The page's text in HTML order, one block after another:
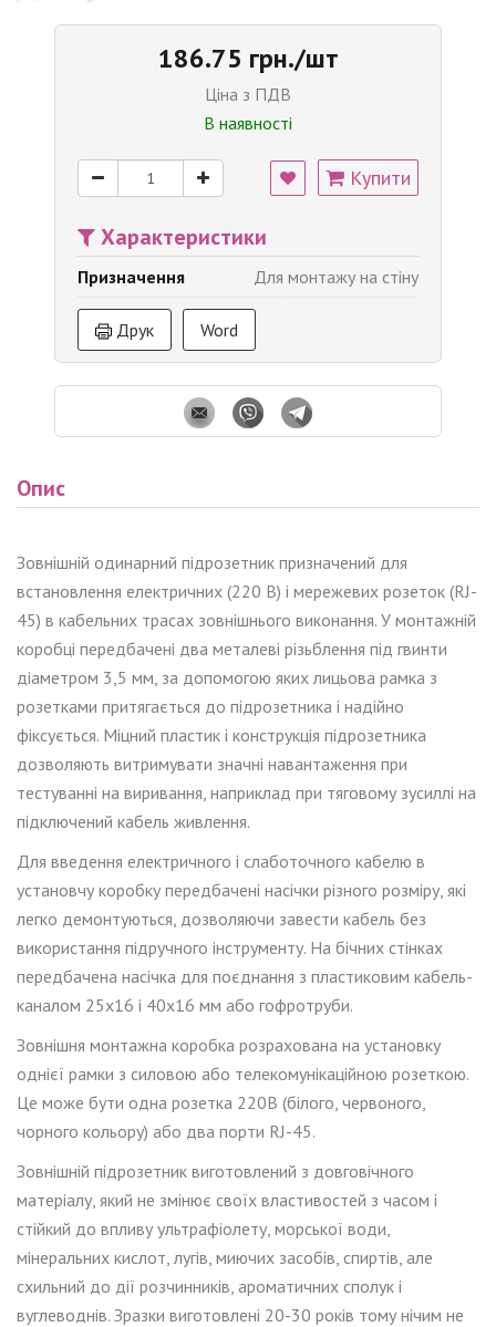
186.75 грн./шт
Ціна з ПДВ
В наявності
Купити
Характеристики
Призначення Для монтажу на стіну
Друк Word
Опис
Зовнішній одинарний підрозетник призначений для
встановлення електричних (220 В) і мережевих розеток (RJ-
45) в кабельних трасах зовнішнього виконання. У монтажній
коробці передбачені два металеві різьблення під гвинти
діаметром 3,5 мм, за допомогою яких лицьова рамка з
розетками притягається до підрозетника і надійно
фіксується. Міцний пластик і конструкція підрозетника
дозволяють витримувати значні навантаження при
тестуванні на виривання, наприклад при тяговому зусиллі на
підключений кабель живлення.
Для введення електричного і слаботочного кабелю в
установчу коробку передбачені насічки різного розміру, які
легко демонтуються, дозволяючи завести кабель без
використання підручного інструменту. На бічних стінках
передбачена насічка для поєднання з пластиковим кабель-
каналом 25x16 і 40x16 мм або гофротруби.
Зовнішня монтажна коробка розрахована на установку
однієї рамки з силовою або телекомунікаційною розеткою.
Це може бути одна розетка 220В (білого, червоного,
чорного кольору) або два порти RJ-45.
Зовнішній підрозетник виготовлений з довговічного
матеріалу, який не змінює своїх властивостей з часом і
стійкий до впливу ультрафіолету, морської води,
мінеральних кислот, лугів, миючих засобів, спиртів, але
схильний до дії розчинників, ароматичних сполук і
вуглеводнів. Зразки виготовлені 20-30 років тому нічим не